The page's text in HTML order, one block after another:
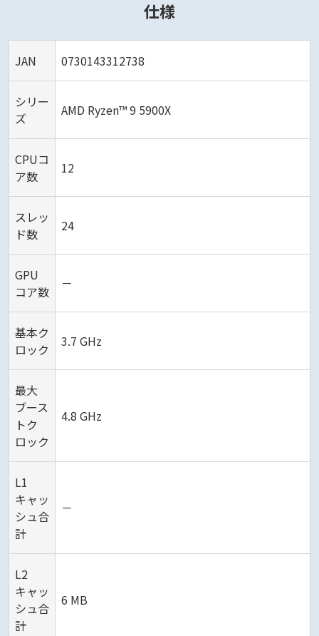
仕様
JAN 0730143312738
シリー
ズ
AMD Ryzen™ 9 5900X
CPUコ
ア数
12
スレッ
ド数
24
GPU
コア数
－
基本ク
ロック
3.7 GHz
最大
ブース
トク
ロック
4.8 GHz
L1
キャッ
シュ合
計
－
L2
キャッ
シュ合
計
6 MB